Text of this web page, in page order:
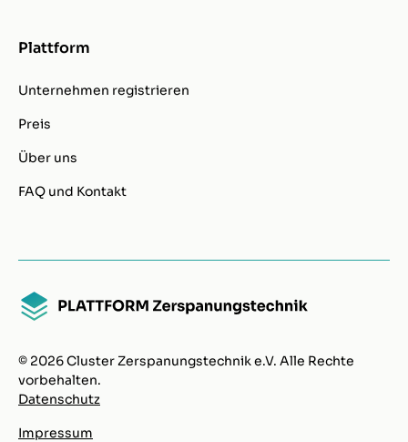
Plattform
Unternehmen registrieren
Preis
Über uns
FAQ und Kontakt
© 2026 Cluster Zerspanungstechnik e.V. Alle Rechte
vorbehalten.
Datenschutz
Impressum